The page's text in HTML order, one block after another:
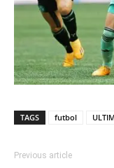
TAGS futbol
Previous article